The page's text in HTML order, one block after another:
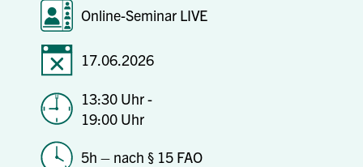
Online-Seminar LIVE
17.06.2026
13:30 Uhr -
19:00 Uhr
5h – nach § 15 FAO